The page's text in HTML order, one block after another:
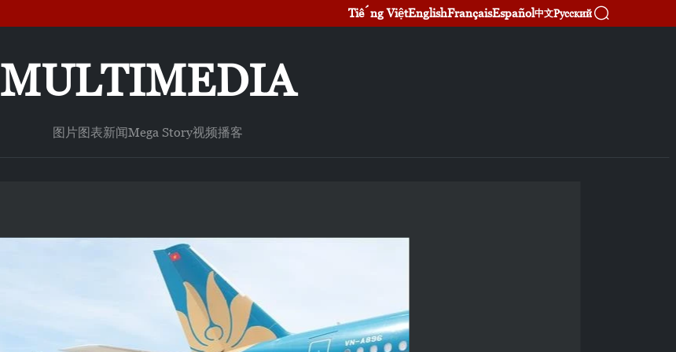
Tiếng ViệtEnglishFrançaisEspañol中文Русский
MULTIMEDIA
图片图表新闻Mega Story视频播客